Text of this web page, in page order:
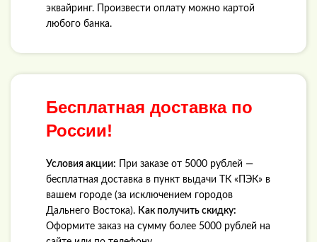
эквайринг. Произвести оплату можно картой
любого банка.
Бесплатная доставка по
России!
Условия акции: При заказе от 5000 рублей —
бесплатная доставка в пункт выдачи ТК «ПЭК» в
вашем городе (за исключением городов
Дальнего Востока). Как получить скидку:
Оформите заказ на сумму более 5000 рублей на